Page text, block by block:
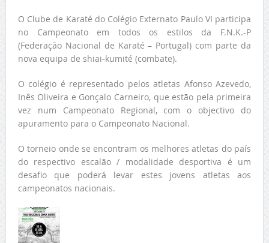
O Clube de Karaté do Colégio Externato Paulo VI participa
no Campeonato em todos os estilos da F.N.K.-P
(Federação Nacional de Karaté – Portugal) com parte da
nova equipa de shiai-kumité (combate).
O colégio é representado pelos atletas Afonso Azevedo,
Inês Oliveira e Gonçalo Carneiro, que estão pela primeira
vez num Campeonato Regional, com o objectivo do
apuramento para o Campeonato Nacional.
O torneio onde se encontram os melhores atletas do país
do respectivo escalão / modalidade desportiva é um
desafio que poderá levar estes jovens atletas aos
campeonatos nacionais.